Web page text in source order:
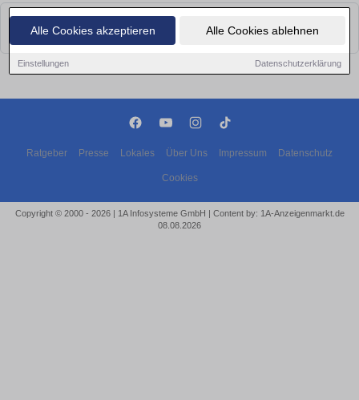
Alle Cookies akzeptieren Alle Cookies ablehnen
Einstellungen Datenschutzerklärung
Leider konnten wir derzeit keine passenden Autos finden. Schauen Sie
bald wieder vorbei!
Ratgeber Presse Lokales Über Uns Impressum Datenschutz
Cookies
Copyright © 2000 - 2026 | 1A Infosysteme GmbH | Content by: 1A-Anzeigenmarkt.de
08.08.2026